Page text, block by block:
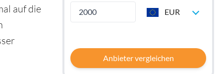
auf die
EUR
Anbieter vergleichen